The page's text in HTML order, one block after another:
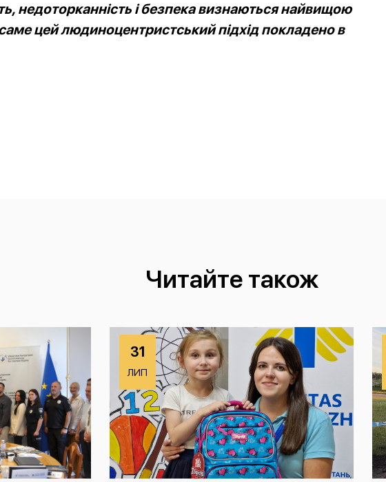
недоторканність і безпека визнаються найвищою
цей людиноцентристський підхід покладено в
Читайте також
31
ЛИП